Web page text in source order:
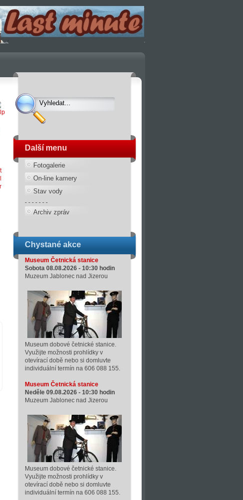
Další menu
Fotogalerie
On-line kamery
Stav vody
- - - - - - -
Archiv zpráv
Chystané akce
Museum Četnická stanice
Sobota 08.08.2026 - 10:30 hodin
Muzeum Jablonec nad Jizerou
Museum dobové četnické stanice.
Využijte možnosti prohlídky v
otevírací době nebo si domluvte
individuální termín na 606 088 155.
Museum Četnická stanice
Neděle 09.08.2026 - 10:30 hodin
Muzeum Jablonec nad Jizerou
Museum dobové četnické stanice.
Využijte možnosti prohlídky v
otevírací době nebo si domluvte
individuální termín na 606 088 155.